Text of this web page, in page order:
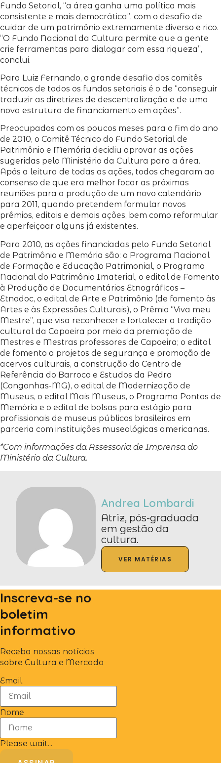
Fundo Setorial, “a área ganha uma política mais
consistente e mais democrática”, com o desafio de
cuidar de um patrimônio extremamente diverso e rico.
“O Fundo Nacional da Cultura permite que a gente
crie ferramentas para dialogar com essa riqueza”,
conclui.
Para Luiz Fernando, o grande desafio dos comitês
técnicos de todos os fundos setoriais é o de “conseguir
traduzir as diretrizes de descentralização e de uma
nova estrutura de financiamento em ações”.
Preocupados com os poucos meses para o fim do ano
de 2010, o Comitê Técnico do Fundo Setorial de
Patrimônio e Memória decidiu aprovar as ações
sugeridas pelo Ministério da Cultura para a área.
Após a leitura de todas as ações, todos chegaram ao
consenso de que era melhor focar as próximas
reuniões para a produção de um novo calendário
para 2011, quando pretendem formular novos
prêmios, editais e demais ações, bem como reformular
e aperfeiçoar alguns já existentes.
Para 2010, as ações financiadas pelo Fundo Setorial
de Patrimônio e Memória são: o Programa Nacional
de Formação e Educação Patrimonial, o Programa
Nacional do Patrimônio Imaterial, o edital de Fomento
à Produção de Documentários Etnográficos –
Etnodoc, o edital de Arte e Patrimônio (de fomento às
Artes e às Expressões Culturais), o Prêmio “Viva meu
Mestre”, que visa reconhecer e fortalecer a tradição
cultural da Capoeira por meio da premiação de
Mestres e Mestras professores de Capoeira; o edital
de fomento a projetos de segurança e promoção de
acervos culturais, a construção do Centro de
Referência do Barroco e Estudos da Pedra
(Congonhas-MG), o edital de Modernização de
Museus, o edital Mais Museus, o Programa Pontos de
Memória e o edital de bolsas para estágio para
profissionais de museus públicos brasileiros em
parceria com instituições museológicas americanas.
*Com informações da Assessoria de Imprensa do
Ministério da Cultura.
Andrea Lombardi
Atriz, pós-graduada
em gestão da
cultura.
VER MATÉRIAS
Inscreva-se no
boletim
informativo
Receba nossas notícias
sobre Cultura e Mercado
Email
Nome
Please wait...